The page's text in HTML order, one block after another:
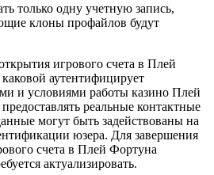
только одну учетную запись,
клоны профайлов будут
игрового счета в Плей
аутентифицирует
и условиями работы казино Плей
реальные контактные
могут быть задействованы на
юзера. Для завершения
счета в Плей Фортуна
актуализировать.